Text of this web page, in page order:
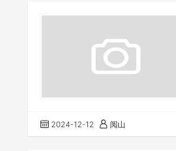
2024-12-12 阅山